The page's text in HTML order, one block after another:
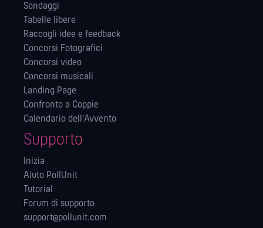
Sondaggi
Tabelle libere
Raccogli idee e feedback
Concorsi Fotografici
Concorsi video
Concorsi musicali
Landing Page
Confronto a Coppie
Calendario dell'Avvento
Supporto
Inizia
Aiuto PollUnit
Tutorial
Forum di supporto
support@pollunit.com